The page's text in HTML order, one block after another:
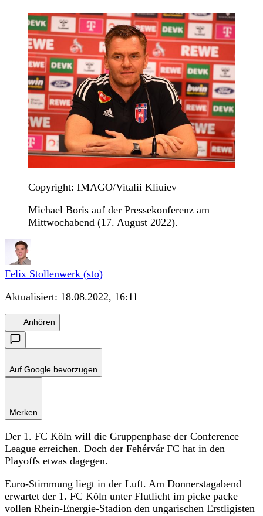
Copyright: IMAGO/Vitalii Kliuiev
Michael Boris auf der Pressekonferenz am
Mittwochabend (17. August 2022).
Felix Stollenwerk (sto)
Aktualisiert: 18.08.2022, 16:11
Anhören
Auf Google bevorzugen
Merken
Der 1. FC Köln will die Gruppenphase der Conference
League erreichen. Doch der Fehérvár FC hat in den
Playoffs etwas dagegen.
Euro-Stimmung liegt in der Luft. Am Donnerstagabend
erwartet der 1. FC Köln unter Flutlicht im picke packe
vollen Rhein-Energie-Stadion den ungarischen Erstligisten